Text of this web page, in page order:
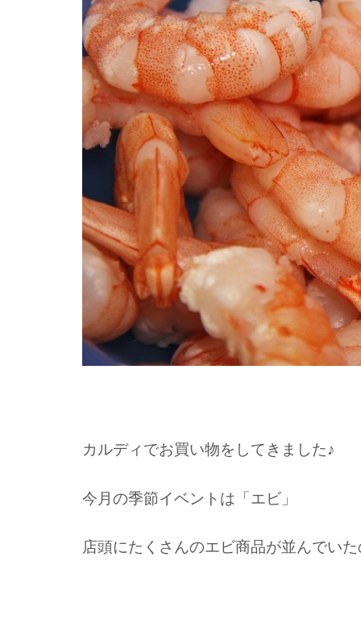
カルディでお買い物をしてきました♪
今月の季節イベントは「エビ」
店頭にたくさんのエビ商品が並んでい